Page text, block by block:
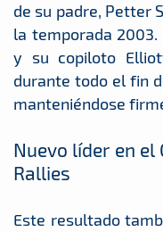
de su padre, Petter
la temporada 2003.
y su copiloto
durante todo el fin
manteniéndose
Nuevo líder en el
Rallies
Este resultado